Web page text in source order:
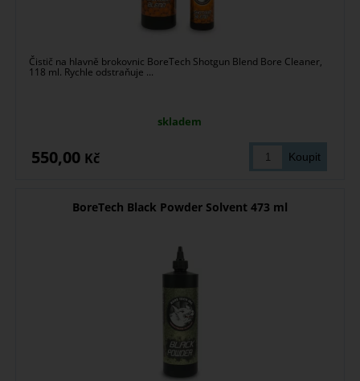
Čistič na hlavně brokovnic BoreTech Shotgun Blend Bore Cleaner,
118 ml. Rychle odstraňuje ...
skladem
550,00 Kč
BoreTech Black Powder Solvent 473 ml